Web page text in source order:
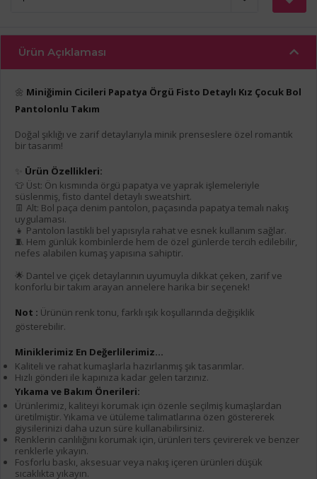
Ürün Açıklaması
🌼 Miniğimin Cicileri Papatya Örgü Fisto Detaylı Kız Çocuk Bol
Pantolonlu Takım
Doğal şıklığı ve zarif detaylarıyla minik prenseslere özel romantik
bir tasarım!
Ürün Özellikleri:
👕 Üst: Ön kısmında örgü papatya ve yaprak işlemeleriyle
süslenmiş, fisto dantel detaylı sweatshirt.
👖 Alt: Bol paça denim pantolon, paçasında papatya temalı nakış
uygulaması.
👧 Pantolon lastikli bel yapısıyla rahat ve esnek kullanım sağlar.
🧵 Hem günlük kombinlerde hem de özel günlerde tercih edilebilir,
nefes alabilen kumaş yapısına sahiptir.
🌟 Dantel ve çiçek detaylarının uyumuyla dikkat çeken, zarif ve
konforlu bir takım arayan annelere harika bir seçenek!
Not : Ürünün renk tonu, farklı ışık koşullarında değişiklik
gösterebilir.
Miniklerimiz En Değerlilerimiz...
Kaliteli ve rahat kumaşlarla hazırlanmış şık tasarımlar.
Hızlı gönderi ile kapınıza kadar gelen tarzınız.
Yıkama ve Bakım Önerileri:
Ürünlerimiz, kaliteyi korumak için özenle seçilmiş kumaşlardan
üretilmiştir. Yıkama ve ütüleme talimatlarına özen göstererek
giysilerinizi daha uzun süre kullanabilirsiniz.
Renklerin canlılığını korumak için, ürünleri ters çevirerek ve benzer
renklerle yıkayın.
Fosforlu baskı, aksesuar veya nakış içeren ürünleri düşük
sıcaklıkta yıkayın.